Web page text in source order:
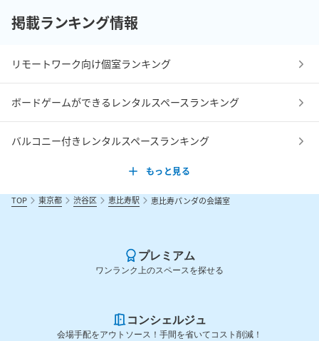
掲載ランキング情報
リモートワーク向け個室ランキング
ボードゲームができるレンタルスペースランキング
バルコニー付きレンタルスペースランキング
もっと見る
TOP 東京都 渋谷区 恵比寿駅 恵比寿パンダの会議室
プレミアム
ワンランク上のスペースを探せる
コンシェルジュ
会場手配をアウトソース！手間を省いてコスト削減！